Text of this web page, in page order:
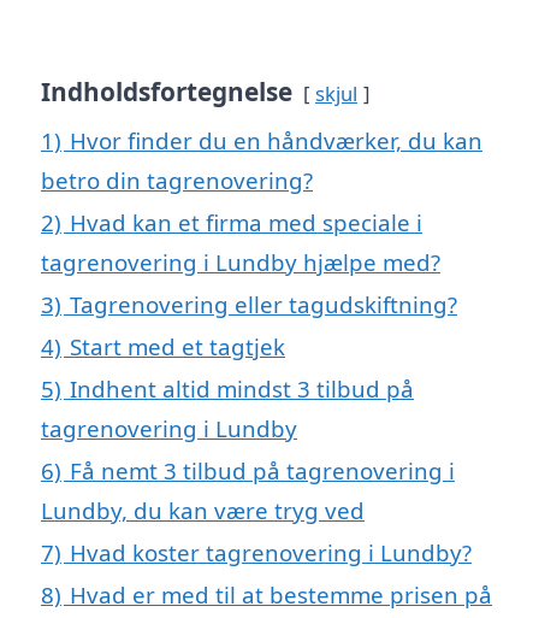
Indholdsfortegnelse skjul
1) Hvor finder du en håndværker, du kan
betro din tagrenovering?
2) Hvad kan et firma med speciale i
tagrenovering i Lundby hjælpe med?
3) Tagrenovering eller tagudskiftning?
4) Start med et tagtjek
5) Indhent altid mindst 3 tilbud på
tagrenovering i Lundby
6) Få nemt 3 tilbud på tagrenovering i
Lundby, du kan være tryg ved
7) Hvad koster tagrenovering i Lundby?
8) Hvad er med til at bestemme prisen på